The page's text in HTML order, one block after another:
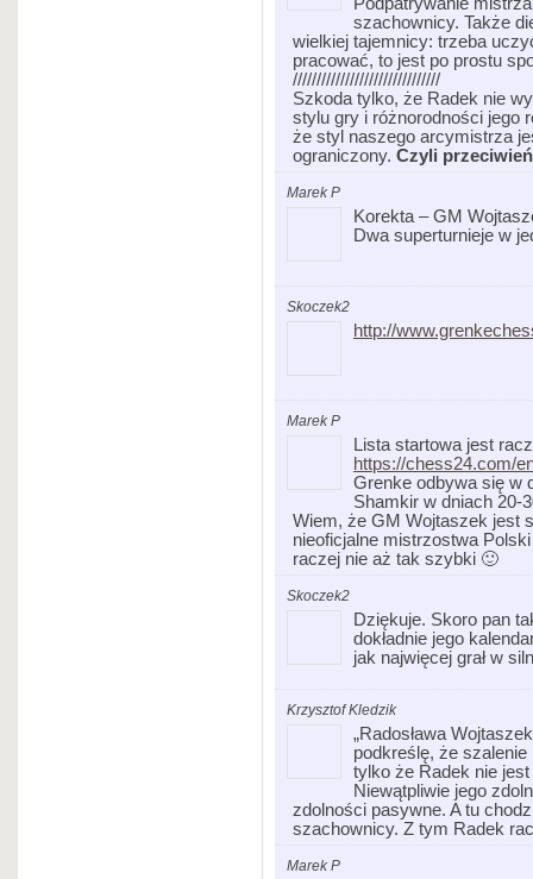
Podpatrywanie
szachownicy. Także
wielkiej tajemnicy: trzeba
pracować, to jest po prostu
///////////////////////////////
Szkoda tylko, że Radek nie
stylu gry i różnorodności jego
że styl naszego arcymistrza
ograniczony. Czyli
Marek P
Korekta – GM
Dwa superturnieje w
Skoczek2
http://
Marek P
Lista startowa jest
https://chess24.com/
Grenke odbywa się w
Shamkir w dniach 20-
Wiem, że GM Wojtaszek jest
nieoficjalne mistrzostwa
raczej nie aż tak szybki 🙂
Skoczek2
Dziękuje. Skoro pan
dokładnie jego
jak najwięcej grał w
Krzysztof Kledzik
„Radosława
podkreślę, że szalenie
tylko że Radek nie
Niewątpliwie jego
zdolności pasywne. A tu
szachownicy. Z tym Radek
Marek P